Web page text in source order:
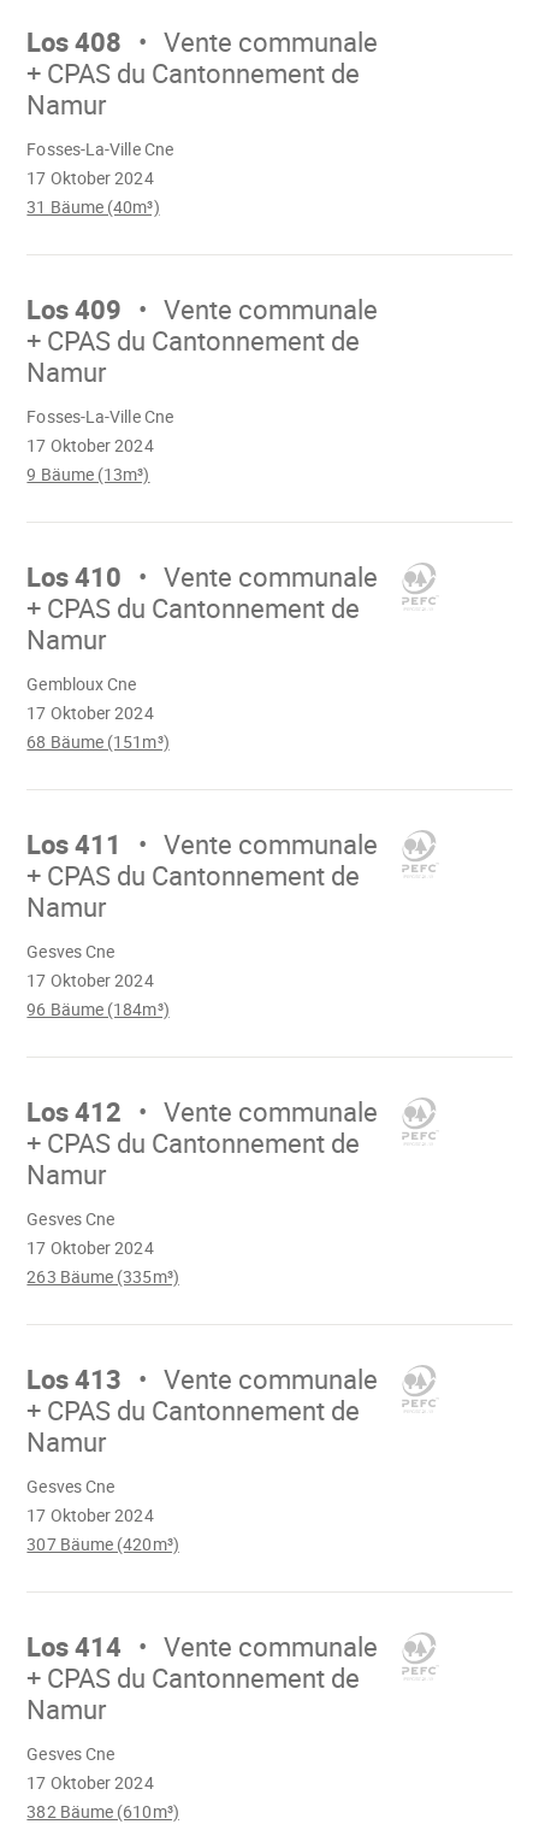
Los 408
Vente communale
+ CPAS du Cantonnement de
Namur
17 Oktober 2024
Fosses-La-Ville Cne
31 Bäume (40m³)
Mach
Los 409
Vente communale
+ CPAS du Cantonnement de
Namur
17 Oktober 2024
Fosses-La-Ville Cne
9 Bäume (13m³)
Mach
Los 410
Vente communale
+ CPAS du Cantonnement de
Namur
17 Oktober 2024
Gembloux Cne
68 Bäume (151m³)
Mach
Los 411
Vente communale
+ CPAS du Cantonnement de
Namur
17 Oktober 2024
Gesves Cne
96 Bäume (184m³)
Mach
Los 412
Vente communale
+ CPAS du Cantonnement de
Namur
17 Oktober 2024
Gesves Cne
263 Bäume (335m³)
Mach
Los 413
Vente communale
+ CPAS du Cantonnement de
Namur
17 Oktober 2024
Gesves Cne
307 Bäume (420m³)
Mach
Los 414
Vente communale
+ CPAS du Cantonnement de
Namur
17 Oktober 2024
Gesves Cne
382 Bäume (610m³)